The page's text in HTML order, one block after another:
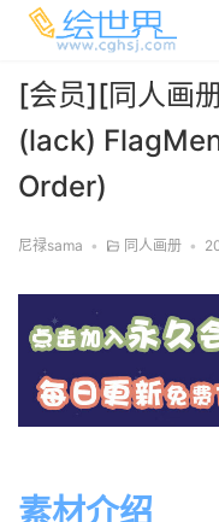
[会员][同人画
(lack)
Order)
尼禄sama • 同人画册 •
素材介绍